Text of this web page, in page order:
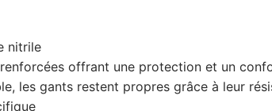
nitrile
offrant une protection et un
les gants restent propres grâce à leur